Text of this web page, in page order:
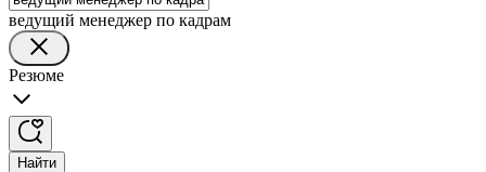
ведущий менеджер по кадрам
Резюме
Найти